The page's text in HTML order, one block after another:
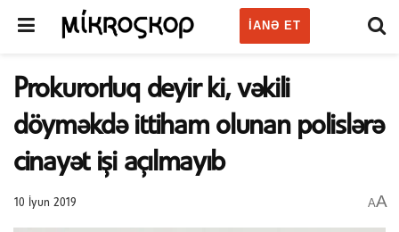
IANƏ ET
Prokurorluq deyir ki, vəkili
döyməkdə ittiham olunan polislərə
cinayət işi açılmayıb
10 İyun 2019 AA